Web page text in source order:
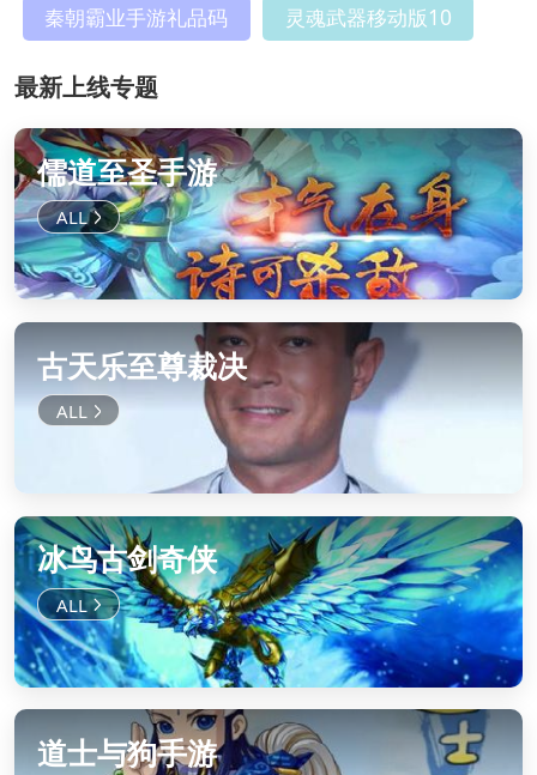
秦朝霸业手游礼品码
灵魂武器移动版10
最新上线专题
儒道至圣手游
古天乐至尊裁决
冰鸟古剑奇侠
道士与狗手游